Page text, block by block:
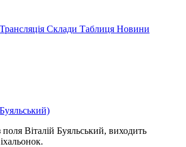
Трансляція Склади Таблиця Новини
Віталій Буяльський, виходить